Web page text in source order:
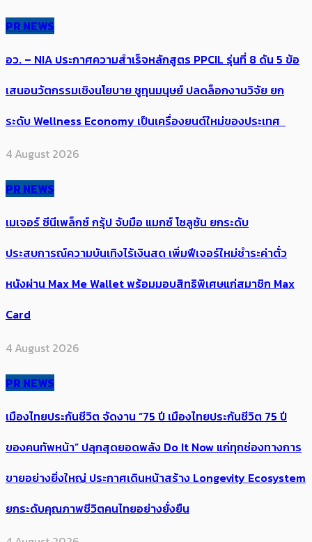
PR NEWS
อว. – NIA ประกาศความสำเร็จหลักสูตร PPCIL รุ่นที่ 8 ดัน 5 ข้อ
เสนอนวัตกรรมเชิงนโยบาย ชูทุนมนุษย์ ปลดล็อกงานวิจัย ยก
ระดับ Wellness Economy เป็นเครื่องยนต์ใหม่ของประเทศ
4 August 2026
PR NEWS
เมเจอร์ ซีนีเพล็กซ์ กรุ้ป จับมือ แมกซ์ โซลูชัน ยกระดับ
ประสบการณ์ความบันเทิงไร้เงินสด เพิ่มฟีเจอร์ใหม่ชำระค่าตั๋ว
หนังผ่าน Max Me Wallet พร้อมมอบสิทธิพิเศษแก่สมาชิก Max
Card
4 August 2026
PR NEWS
เมืองไทยประกันชีวิต จัดงาน “75 ปี เมืองไทยประกันชีวิต 75 ปี
ของคนทัพหน้า” ปลุกสุดยอดพลัง Do It Now แก่ทุกช่องทางการ
ขายอย่างยิ่งใหญ่ ประกาศเดินหน้าสร้าง Longevity Ecosystem
ยกระดับคุณภาพชีวิตคนไทยอย่างยั่งยืน